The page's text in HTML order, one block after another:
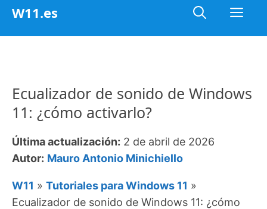
Saltar
W11.es
Ecualizador de sonido de Windows
11: ¿cómo activarlo?
Última actualización: 2 de abril de 2026
Autor: Mauro Antonio Minichiello
W11 » Tutoriales para Windows 11 »
Ecualizador de sonido de Windows 11: ¿cómo